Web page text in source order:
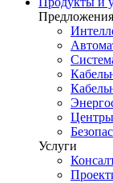
Предложения
Услуги